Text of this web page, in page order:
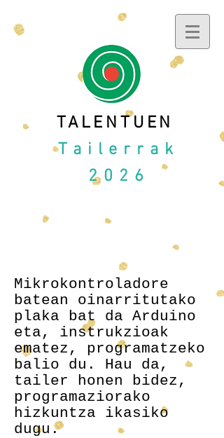
TALENTUEN
Tailerrak
2026
Mikrokontroladore
batean oinarritutako
plaka bat da Arduino
eta, instrukzioak
ematez, programatzeko
balio du. Hau da,
tailer honen bidez,
programaziorako
hizkuntza ikasiko
dugu.